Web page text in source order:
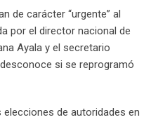
de carácter “urgente” al
por el director nacional de
Ayala y el secretario
si se reprogramó
de autoridades en